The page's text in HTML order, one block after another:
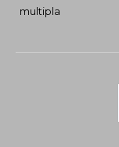
multipla